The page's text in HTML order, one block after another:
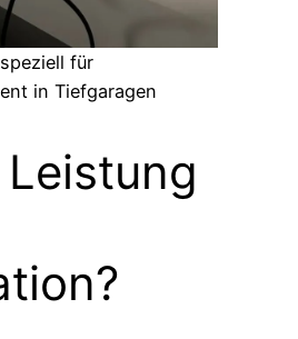
für
in Tiefgaragen